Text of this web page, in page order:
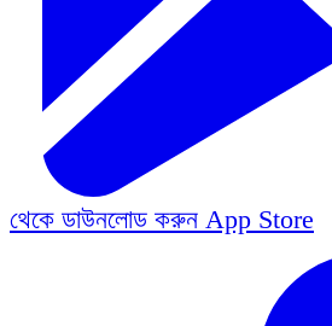
থেকে ডাউনলোড করুন App Store